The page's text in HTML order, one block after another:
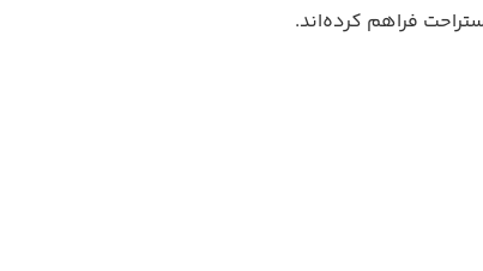
فراهم کرده‌اند.